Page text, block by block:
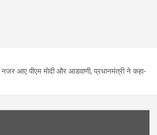
आए पीएम मोदी और आडवाणी, प्रधानमंत्री ने कहा-